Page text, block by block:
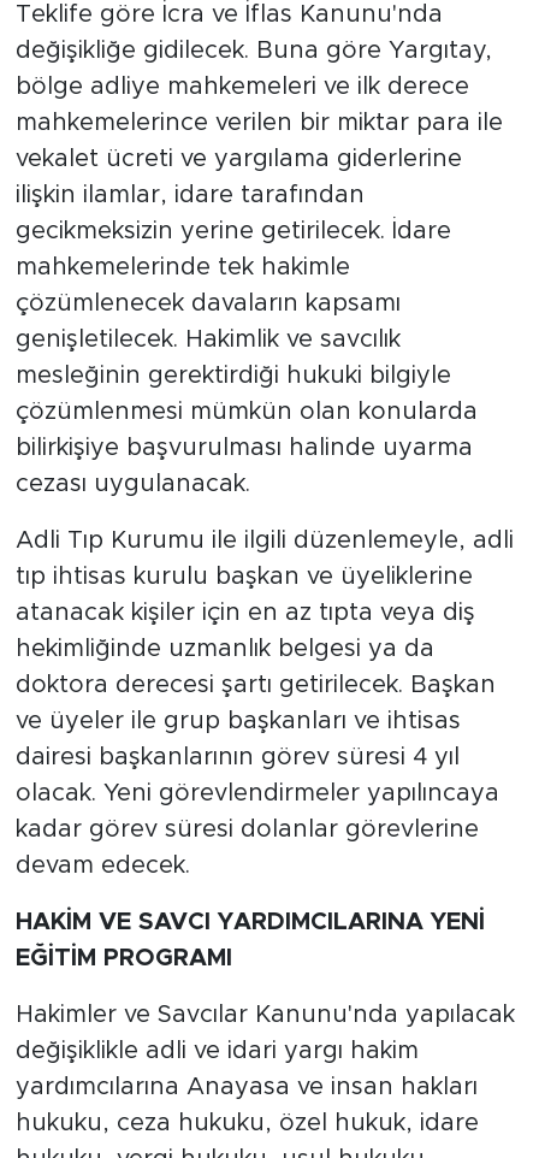
Teklife göre İcra ve İflas Kanunu'nda
değişikliğe gidilecek. Buna göre Yargıtay,
bölge adliye mahkemeleri ve ilk derece
mahkemelerince verilen bir miktar para ile
vekalet ücreti ve yargılama giderlerine
ilişkin ilamlar, idare tarafından
gecikmeksizin yerine getirilecek. İdare
mahkemelerinde tek hakimle
çözümlenecek davaların kapsamı
genişletilecek. Hakimlik ve savcılık
mesleğinin gerektirdiği hukuki bilgiyle
çözümlenmesi mümkün olan konularda
bilirkişiye başvurulması halinde uyarma
cezası uygulanacak.
Adli Tıp Kurumu ile ilgili düzenlemeyle, adli
tıp ihtisas kurulu başkan ve üyeliklerine
atanacak kişiler için en az tıpta veya diş
hekimliğinde uzmanlık belgesi ya da
doktora derecesi şartı getirilecek. Başkan
ve üyeler ile grup başkanları ve ihtisas
dairesi başkanlarının görev süresi 4 yıl
olacak. Yeni görevlendirmeler yapılıncaya
kadar görev süresi dolanlar görevlerine
devam edecek.
HAKİM VE SAVCI YARDIMCILARINA YENİ
EĞİTİM PROGRAMI
Hakimler ve Savcılar Kanunu'nda yapılacak
değişiklikle adli ve idari yargı hakim
yardımcılarına Anayasa ve insan hakları
hukuku, ceza hukuku, özel hukuk, idare